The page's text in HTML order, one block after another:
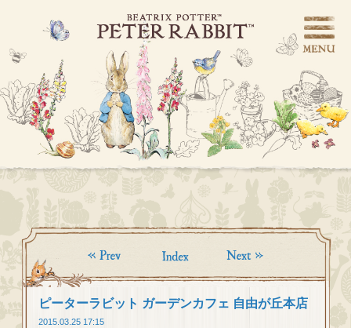
ピーターラビット ガーデンカフェ 自由が丘本店
2015.03.25 17:15